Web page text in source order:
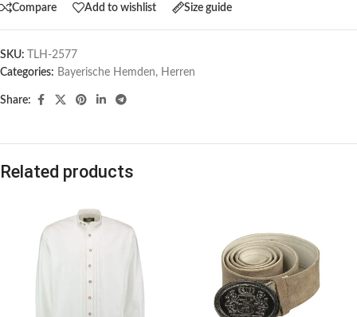
Compare Add to wishlist Size guide
SKU:
TLH-2577
Categories: Bayerische Hemden​, Herren
Share:
Related products